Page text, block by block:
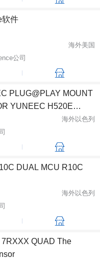
软件
海外美国
公司
PLUG@PLAY MOUNT
YUNEEC H520E
海外以色列
DUAL MCU R10C
海外以色列
QUAD The